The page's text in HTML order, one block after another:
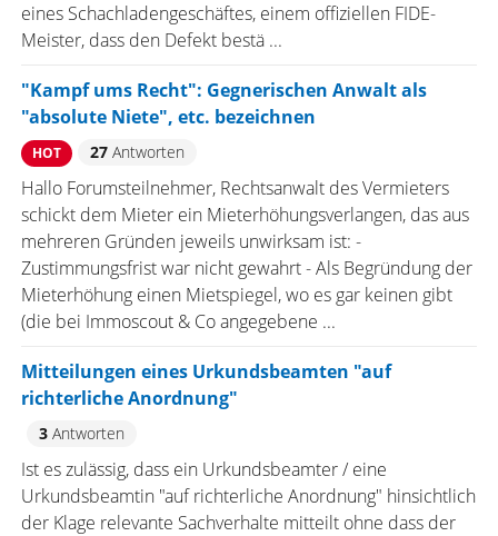
eines Schachladengeschäftes, einem offiziellen FIDE-
Meister, dass den Defekt bestä ...
"Kampf ums Recht": Gegnerischen Anwalt als
"absolute Niete", etc. bezeichnen
HOT 27Antworten
Hallo Forumsteilnehmer, Rechtsanwalt des Vermieters
schickt dem Mieter ein Mieterhöhungsverlangen, das aus
mehreren Gründen jeweils unwirksam ist: -
Zustimmungsfrist war nicht gewahrt - Als Begründung der
Mieterhöhung einen Mietspiegel, wo es gar keinen gibt
(die bei Immoscout & Co angegebene ...
Mitteilungen eines Urkundsbeamten "auf
richterliche Anordnung"
3Antworten
Ist es zulässig, dass ein Urkundsbeamter / eine
Urkundsbeamtin "auf richterliche Anordnung" hinsichtlich
der Klage relevante Sachverhalte mitteilt ohne dass der